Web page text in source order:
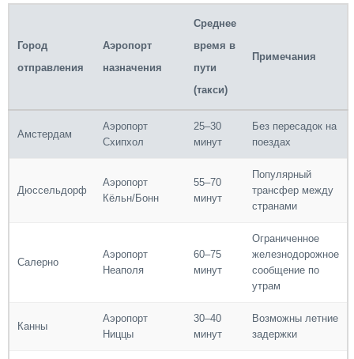
Город
отправления
Аэропорт
назначения
Среднее
время в
пути
(такси)
Примечания
Амстердам
Аэропорт
Схипхол
25–30
минут
Без пересадок на
поездах
Дюссельдорф
Аэропорт
Кёльн/Бонн
55–70
минут
Популярный
трансфер между
странами
Салерно
Аэропорт
Неаполя
60–75
минут
Ограниченное
железнодорожное
сообщение по
утрам
Канны
Аэропорт
Ниццы
30–40
минут
Возможны летние
задержки